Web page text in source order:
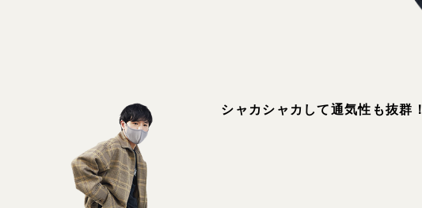
シャカシャカして通気性も抜群！